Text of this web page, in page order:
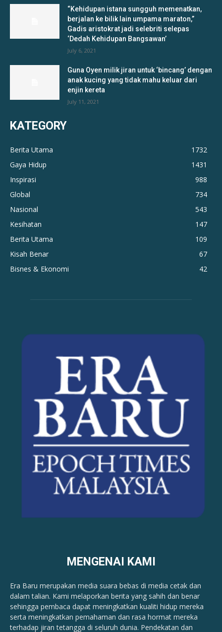
“Kehidupan istana sungguh memenatkan,
berjalan ke bilik lain umpama maraton,”
Gadis aristokrat jadi selebriti selepas
‘Dedah Kehidupan Bangsawan’
July 6, 2021
Guna Oyen milik jiran untuk ‘bincang’ dengan
anak kucing yang tidak mahu keluar dari
enjin kereta
July 11, 2021
KATEGORY
Berita Utama
1732
Gaya Hidup
1431
Inspirasi
988
Global
734
Nasional
543
Kesihatan
147
Berita Utama
109
Kisah Benar
67
Bisnes & Ekonomi
42
MENGENAI KAMI
Era Baru merupakan media suara bebas di media cetak dan
dalam talian. Kami melaporkan berita yang sahih dan benar ​​
sehingga pembaca dapat meningkatkan kualiti hidup mereka
serta meningkatkan pemahaman dan rasa hormat mereka
terhadap jiran tetangga di seluruh dunia. Pendekatan dan